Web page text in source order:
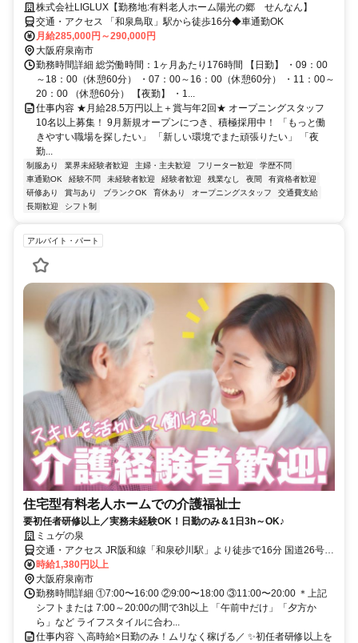
株式会社LIGLUX【勤務地:有料老人ホーム陽光の郷 せんなん】
交通・アクセス 「和泉鳥取」駅から徒歩16分◆車通勤OK
月給285,000円～290,000円
大阪府泉南市
勤務時間詳細 総労働時間：1ヶ月あたり176時間 【日勤】 ・09：00
～18：00（休憩60分） ・07：00～16：00（休憩60分） ・11：00～
20：00 （休憩60分） 【夜勤】 ・1...
仕事内容 ★月給28.5万円以上＋賞与年2回★ オープニングスタッフ
10名以上募集！ 9月新規オープンにつき、積極採用中！ 「もっと働
きやすい職場を探したい」 「新しい環境でまた頑張りたい」 「夜
勤...
制服あり 業界未経験者歓迎 主婦・主夫歓迎 フリーター歓迎
学歴不問
車通勤OK
経験不問 未経験者歓迎 経験者歓迎 残業なし 夜間
有資格者歓迎
研修あり
賞与あり ブランクOK 育休あり オープニングスタッフ
交通費支給
長期歓迎
シフト制
アルバイト・パート
住宅型有料老人ホームでの介護福祉士
要初任者研修以上／実務未経験OK！日勤のみ＆1日3h～OK♪
ミュゲの泉
交通・アクセス JR阪和線「和泉砂川駅」より徒歩で16分 国道26号
「市場稲荷の信号」より1分♪
時給1,380円以上
大阪府泉南市
勤務時間詳細 ①7:00〜16:00 ②9:00〜18:00 ③11:00〜20:00 ＊上記
シフトまたは 7:00～20:00の間で3h以上 「午前中だけ」「夕方か
ら」など ライフスタイルに合わ...
仕事内容 ＼高時給×日勤のみ！ムリなく稼げる／ ✨初任者研修以上を